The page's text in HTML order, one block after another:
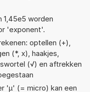
1,45e5 worden
'exponent'.
optellen (+),
(*, x), haakjes,
(√) en aftrekken
'µ' (= micro) kan een